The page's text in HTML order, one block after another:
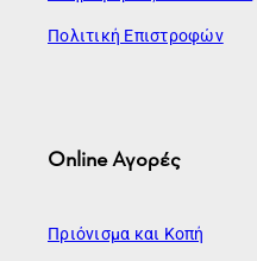
Πολιτική Επιστροφών
Online Αγορές
Πριόνισμα και Κοπή